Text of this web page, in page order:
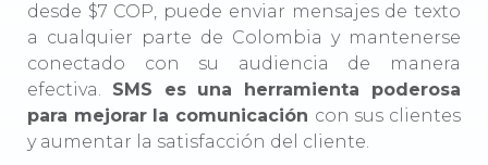
desde $7 COP, puede enviar mensajes de texto
a cualquier parte de Colombia y mantenerse
conectado con su audiencia de manera
efectiva. SMS es una herramienta poderosa
para mejorar la comunicación con sus clientes
y aumentar la satisfacción del cliente.